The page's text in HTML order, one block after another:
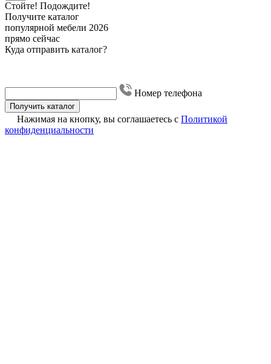
Стойте! Подождите!
Получите каталог
популярной мебели 2026
прямо сейчас
Куда отправить каталог?
Номер телефона
Получить каталог
Нажимая на кнопку, вы соглашаетесь с Политикой
конфиденциальности